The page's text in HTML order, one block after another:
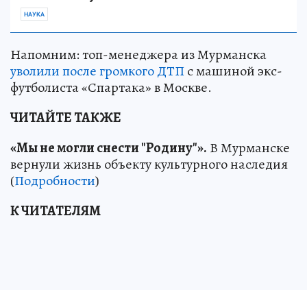
НАУКА
Напомним: топ-менеджера из Мурманска
уволили после громкого ДТПс машиной экс-
футболиста «Спартака» в Москве.
ЧИТАЙТЕ ТАКЖЕ
«Мы не могли снести "Родину"». В Мурманске
вернули жизнь объекту культурного наследия
(Подробности)
К ЧИТАТЕЛЯМ